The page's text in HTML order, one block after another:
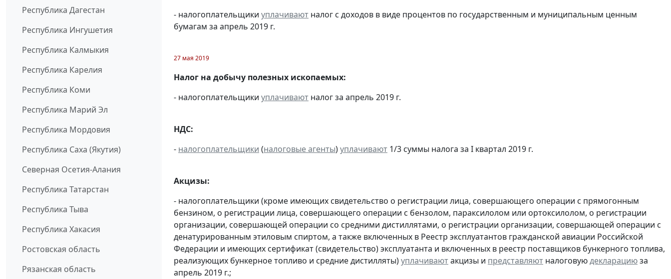
Республика Дагестан
Республика Ингушетия
Республика Калмыкия
Республика Карелия
Республика Коми
Республика Марий Эл
Республика Мордовия
Республика Саха (Якутия)
Северная Осетия-Алания
Республика Татарстан
Республика Тыва
Республика Хакасия
Ростовская область
Рязанская область
- налогоплательщики уплачивают налог с доходов в виде процентов по государственным и муниципальным ценным
бумагам за апрель 2019 г.
27 мая 2019
Налог на добычу полезных ископаемых:
- налогоплательщики уплачивают налог за апрель 2019 г.
НДС:
- налогоплательщики (налоговые агенты)уплачивают 1/3 суммы налога за I квартал 2019 г.
Акцизы:
- налогоплательщики (кроме имеющих свидетельство о регистрации лица, совершающего операции с прямогонным
бензином, о регистрации лица, совершающего операции с бензолом, параксилолом или ортоксилолом, о регистрации
организации, совершающей операции со средними дистиллятами, о регистрации организации, совершающей операции с
денатурированным этиловым спиртом, а также включенных в Реестр эксплуатантов гражданской авиации Российской
Федерации и имеющих сертификат (свидетельство) эксплуатанта и включенных в реестр поставщиков бункерного топлива,
реализующих бункерное топливо и средние дистилляты)уплачиваютакцизы и представляют налоговуюдекларациюза
апрель 2019 г.;